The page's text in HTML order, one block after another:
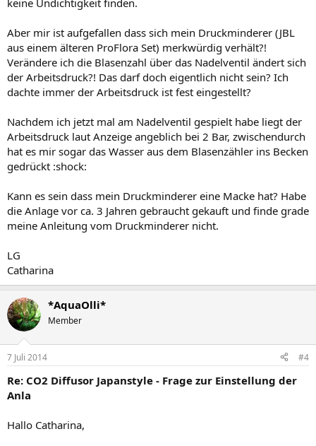
keine Undichtigkeit finden.
Aber mir ist aufgefallen dass sich mein Druckminderer (JBL
aus einem älteren ProFlora Set) merkwürdig verhält?!
Verändere ich die Blasenzahl über das Nadelventil ändert sich
der Arbeitsdruck?! Das darf doch eigentlich nicht sein? Ich
dachte immer der Arbeitsdruck ist fest eingestellt?
Nachdem ich jetzt mal am Nadelventil gespielt habe liegt der
Arbeitsdruck laut Anzeige angeblich bei 2 Bar, zwischendurch
hat es mir sogar das Wasser aus dem Blasenzähler ins Becken
gedrückt :shock:
Kann es sein dass mein Druckminderer eine Macke hat? Habe
die Anlage vor ca. 3 Jahren gebraucht gekauft und finde grade
meine Anleitung vom Druckminderer nicht.
LG
Catharina
*AquaOlli*
Member
7 Juli 2014 #4
Re: CO2 Diffusor Japanstyle - Frage zur Einstellung der
Anla
Hallo Catharina,